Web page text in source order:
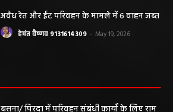
महासमुंद राष्ट्रीय तंबाकू नियंत्रण कार्यक्रम के तहत
जागरूकता कार्यशाला आयोजित विद्यार्थियों को
तंबाकू के दुष्प्रभावों की दी जानकारी
को मिलेगा विशेषज्ञ ईलाज परामर्श
हेमंत वैष्णव 9131614309 - August 6, 2026